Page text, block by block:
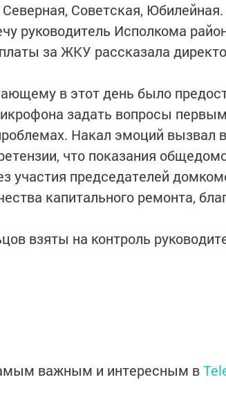
Советская, Юбилейная.
руководитель Исполкома
за ЖКУ рассказала
в этот день было
задать вопросы
Накал эмоций вызвал
что показания
участия председателей
капитального ремонта,
взяты на контроль
важным и интересным в